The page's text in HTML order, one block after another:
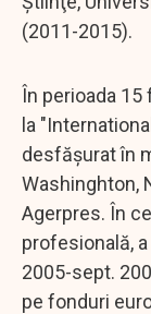
(2011-2015).
În perioada 15
la
desfăşurat în
Washinghton,
Agerpres. În
profesională,
2005-sept.
pe fonduri